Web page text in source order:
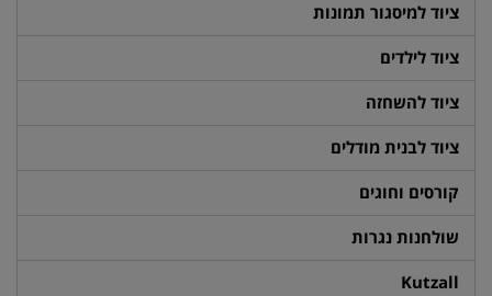
ציוד למיסגור תמונות
ציוד לילדים
ציוד להשחזה
ציוד לבנית מודלים
קורסים וחוגים
שולחנות נגרות
Kutzall